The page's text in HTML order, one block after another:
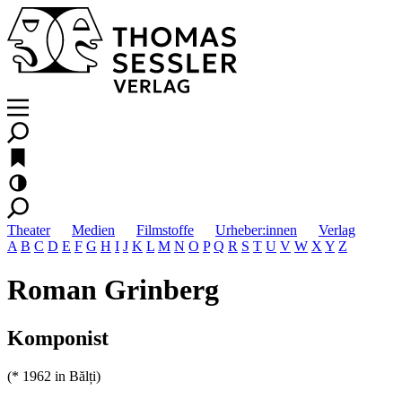
Theater Medien Filmstoffe Urheber:innen
Verlag
A B C D E F G H I J K L M N O P Q R S T U V W X Y Z
Roman Grinberg
Komponist
(* 1962 in Bălți)